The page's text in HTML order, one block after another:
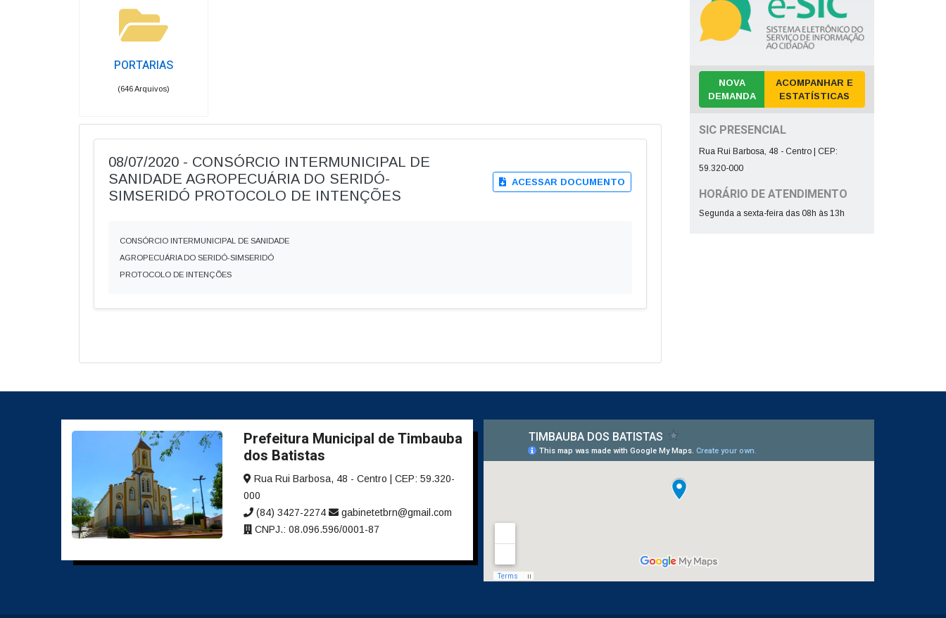
PORTARIAS
(646 Arquivos)
08/07/2020 - CONSÓRCIO INTERMUNICIPAL DE
SANIDADE AGROPECUÁRIA DO SERIDÓ-
SIMSERIDÓ PROTOCOLO DE INTENÇÕES
ACESSAR DOCUMENTO
CONSÓRCIO INTERMUNICIPAL DE SANIDADE
AGROPECUÁRIA DO SERIDÓ-SIMSERIDÓ
PROTOCOLO DE INTENÇÕES
NOVA
DEMANDA
ACOMPANHAR E
ESTATÍSTICAS
SIC PRESENCIAL
Rua Rui Barbosa, 48 - Centro | CEP:
59.320-000
HORÁRIO DE ATENDIMENTO
Segunda a sexta-feira das 08h às 13h
Prefeitura Municipal de Timbauba
dos Batistas
Rua Rui Barbosa, 48 - Centro | CEP: 59.320-
000
(84) 3427-2274
gabinetetbrn@gmail.com
CNPJ.: 08.096.596/0001-87